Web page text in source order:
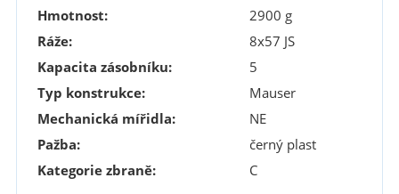
Hmotnost:
2900 g
Ráže:
8x57 JS
Kapacita zásobníku:
5
Typ konstrukce:
Mauser
Mechanická mířidla:
NE
Pažba:
černý plast
Kategorie zbraně:
C